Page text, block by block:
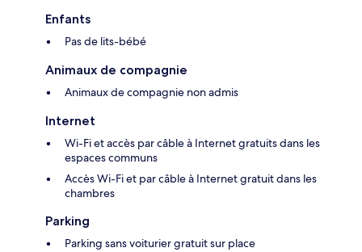
Enfants
Pas de lits-bébé
Animaux de compagnie
Animaux de compagnie non admis
Internet
Wi-Fi et accès par câble à Internet gratuits dans les
espaces communs
Accès Wi-Fi et par câble à Internet gratuit dans les
chambres
Parking
Parking sans voiturier gratuit sur place